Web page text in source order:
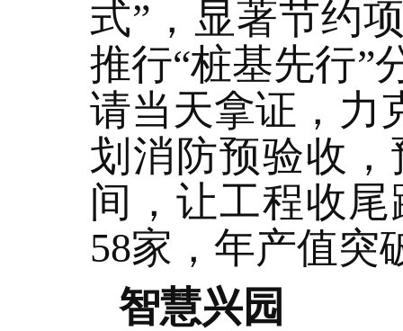
式”，显著节约
推行“桩基先行”
请当天拿证，力
划消防预验收
间，让工程收
58家，年产值突
智慧兴园